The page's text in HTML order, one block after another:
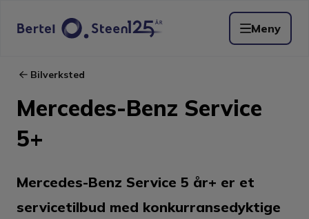
Meny
Bilverksted
Mercedes-Benz Service
5+
Mercedes-Benz Service 5 år+ er et
servicetilbud med konkurransedyktige